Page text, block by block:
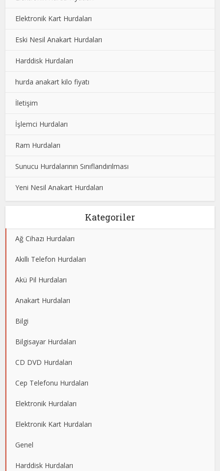
Elektronik Kart Hurdaları
Eski Nesil Anakart Hurdaları
Harddisk Hurdaları
hurda anakart kilo fiyatı
İletişim
İşlemci Hurdaları
Ram Hurdaları
Sunucu Hurdalarının Sınıflandırılması
Yeni Nesil Anakart Hurdaları
Kategoriler
Ağ Cihazı Hurdaları
Akıllı Telefon Hurdaları
Akü Pil Hurdaları
Anakart Hurdaları
Bilgi
Bilgisayar Hurdaları
CD DVD Hurdaları
Cep Telefonu Hurdaları
Elektronik Hurdaları
Elektronik Kart Hurdaları
Genel
Harddisk Hurdaları